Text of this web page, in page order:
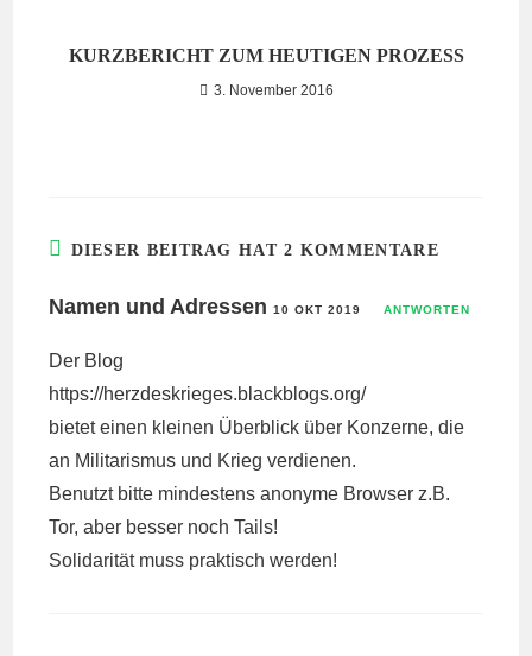
KURZBERICHT ZUM HEUTIGEN PROZESS
3. November 2016
DIESER BEITRAG HAT 2 KOMMENTARE
Namen und Adressen10 OKT 2019 ANTWORTEN
Der Blog
https://herzdeskrieges.blackblogs.org/
bietet einen kleinen Überblick über Konzerne, die
an Militarismus und Krieg verdienen.
Benutzt bitte mindestens anonyme Browser z.B.
Tor, aber besser noch Tails!
Solidarität muss praktisch werden!